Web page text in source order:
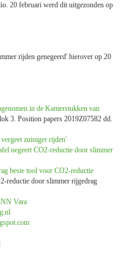
20 februari werd dit uitgezonden op
rijden genegeerd' hierover op 20
in de Kamerstukken van
3. Position papers 2019Z07582 dd.
zuiniger rijden'
negeert CO2-reductie door slimmer
beste tool voor CO2-reductie
reductie door slimmer rijgedrag
Vara